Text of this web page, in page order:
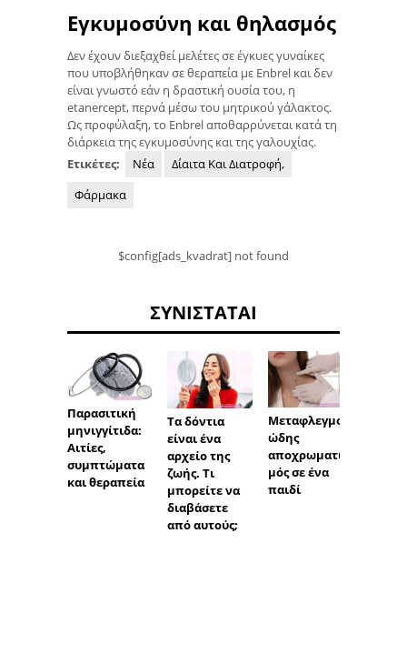
Εγκυμοσύνη και θηλασμός
Δεν έχουν διεξαχθεί μελέτες σε έγκυες γυναίκες
που υποβλήθηκαν σε θεραπεία με Enbrel και δεν
είναι γνωστό εάν η δραστική ουσία του, η
etanercept, περνά μέσω του μητρικού γάλακτος.
Ως προφύλαξη, το Enbrel αποθαρρύνεται κατά τη
διάρκεια της εγκυμοσύνης και της γαλουχίας.
Ετικέτες:
Νέα
Δίαιτα Και Διατροφή,
Φάρμακα
$config[ads_kvadrat] not found
ΣΥΝΙΣΤΆΤΑΙ
Παρασιτική
μηνιγγίτιδα:
Αιτίες,
συμπτώματα
και θεραπεία
Τα δόντια
είναι ένα
αρχείο της
ζωής. Τι
μπορείτε να
διαβάσετε
από αυτούς;
Μεταφλεγμον
ώδης
αποχρωματισ
μός σε ένα
παιδί